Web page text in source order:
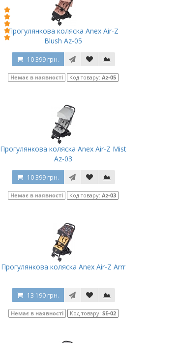
Прогулянкова коляска Anex Air-Z
Blush Az-05
10 399 грн.
Немає в наявності Код товару:Az-05
Прогулянкова коляска Anex Air-Z Mist
Az-03
10 399 грн.
Немає в наявності Код товару:Az-03
Прогулянкова коляска Anex Air-Z Arrr
13 190 грн.
Немає в наявності Код товару: SE-02